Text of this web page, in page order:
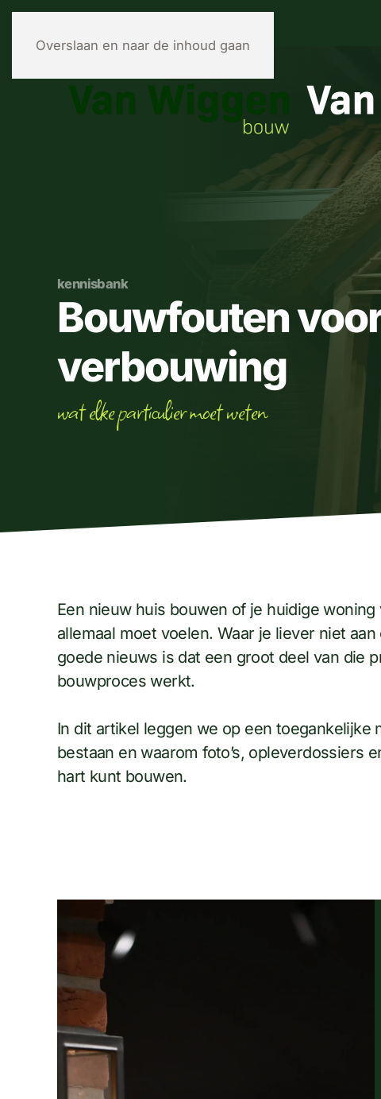
Overslaan en naar de inhoud gaan
kennisbank
Bouwfouten
verbouwing
wat elke particulier moet weten
Een nieuw huis bouwen of je huidige
allemaal moet voelen. Waar je liever niet
goede nieuws is dat een groot deel van die
bouwproces werkt.
In dit artikel leggen we op een
bestaan en waarom foto’s, opleverdossiers
hart kunt bouwen.